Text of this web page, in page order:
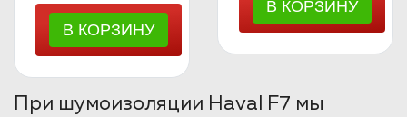
При шумоизоляции Haval F7 мы